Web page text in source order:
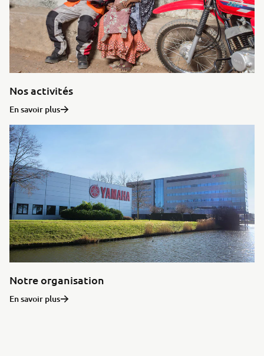
Nos activités
En savoir plus
Notre organisation
En savoir plus